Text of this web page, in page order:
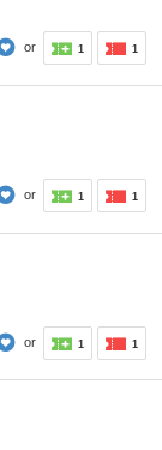
or 1 1
or 1 1
or 1 1